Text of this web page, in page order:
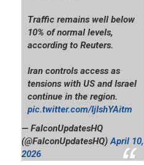
Traffic remains well below
10% of normal levels,
according to Reuters.
Iran controls access as
tensions with US and Israel
continue in the region.
pic.twitter.com/IjIshYAitm
— FalconUpdatesHQ
(@FalconUpdatesHQ)April 10,
2026